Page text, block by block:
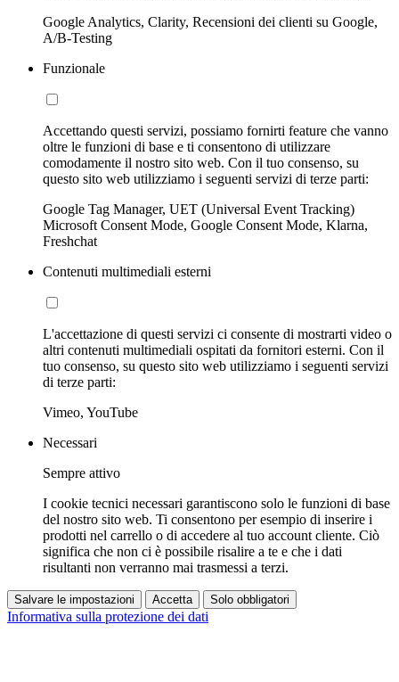
Google Analytics, Clarity, Recensioni dei clienti su Google,
A/B-Testing
Funzionale
Accettando questi servizi, possiamo fornirti feature che vanno
oltre le funzioni di base e ti consentono di utilizzare
comodamente il nostro sito web. Con il tuo consenso, su
questo sito web utilizziamo i seguenti servizi di terze parti:
Google Tag Manager, UET (Universal Event Tracking)
Microsoft Consent Mode, Google Consent Mode, Klarna,
Freshchat
Contenuti multimediali esterni
L'accettazione di questi servizi ci consente di mostrarti video o
altri contenuti multimediali ospitati da fornitori esterni. Con il
tuo consenso, su questo sito web utilizziamo i seguenti servizi
di terze parti:
Vimeo, YouTube
Necessari
Sempre attivo
I cookie tecnici necessari garantiscono solo le funzioni di base
del nostro sito web. Ti consentono per esempio di inserire i
prodotti nel carrello o di accedere al tuo account cliente. Ciò
significa che non ci è possibile risalire a te e che i dati
risultanti non verranno mai trasmessi a terzi.
Salvare le impostazioni Accetta Solo obbligatori
Informativa sulla protezione dei dati